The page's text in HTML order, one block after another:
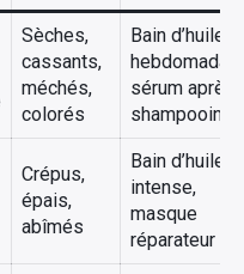
Sèches,
cassants,
méchés,
colorés
Bain d’huile
sérum après
shampooing
Crépus,
épais,
abîmés
Bain d’huile
intense,
masque
réparateur